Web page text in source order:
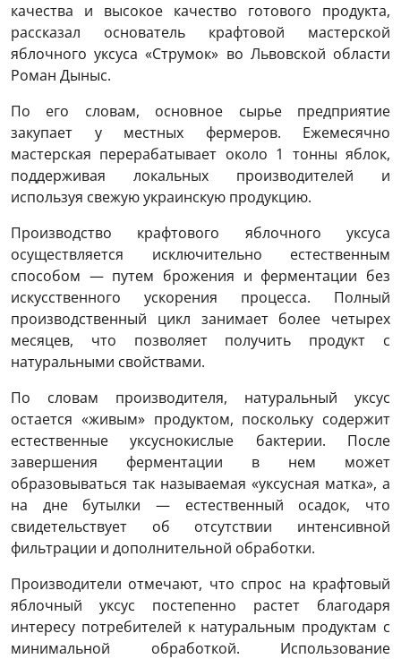
качества и высокое качество готового продукта,
рассказал основатель крафтовой мастерской
яблочного уксуса «Струмок» во Львовской области
Роман Дыныс.
По его словам, основное сырье предприятие
закупает у местных фермеров. Ежемесячно
мастерская перерабатывает около 1 тонны яблок,
поддерживая локальных производителей и
используя свежую украинскую продукцию.
Производство крафтового яблочного уксуса
осуществляется исключительно естественным
способом — путем брожения и ферментации без
искусственного ускорения процесса. Полный
производственный цикл занимает более четырех
месяцев, что позволяет получить продукт с
натуральными свойствами.
По словам производителя, натуральный уксус
остается «живым» продуктом, поскольку содержит
естественные уксуснокислые бактерии. После
завершения ферментации в нем может
образовываться так называемая «уксусная матка», а
на дне бутылки — естественный осадок, что
свидетельствует об отсутствии интенсивной
фильтрации и дополнительной обработки.
Производители отмечают, что спрос на крафтовый
яблочный уксус постепенно растет благодаря
интересу потребителей к натуральным продуктам с
минимальной обработкой. Использование